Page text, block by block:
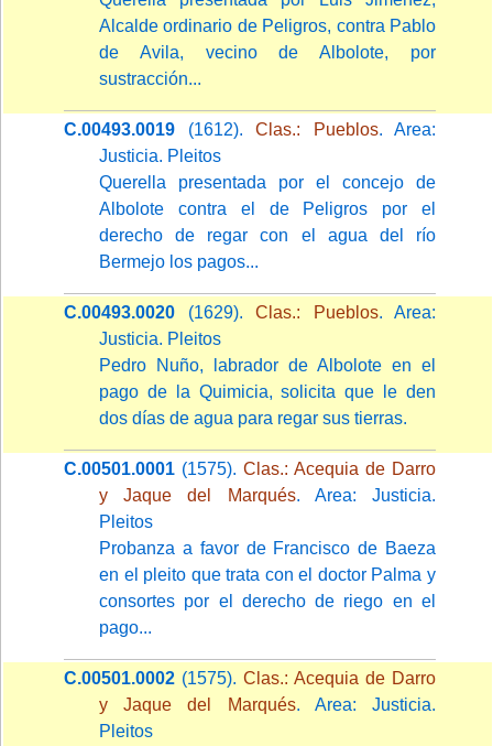
Alcalde ordinario de Peligros, contra Pablo
de Avila, vecino de Albolote, por
sustracción...
C.00493.0019 (1612). Clas.: Pueblos. Area:
Justicia. Pleitos
Querella presentada por el concejo de
Albolote contra el de Peligros por el
derecho de regar con el agua del río
Bermejo los pagos...
C.00493.0020 (1629). Clas.: Pueblos. Area:
Justicia. Pleitos
Pedro Nuño, labrador de Albolote en el
pago de la Quimicia, solicita que le den
dos días de agua para regar sus tierras.
C.00501.0001 (1575). Clas.: Acequia de Darro
y Jaque del Marqués. Area: Justicia.
Pleitos
Probanza a favor de Francisco de Baeza
en el pleito que trata con el doctor Palma y
consortes por el derecho de riego en el
pago...
C.00501.0002 (1575). Clas.: Acequia de Darro
y Jaque del Marqués. Area: Justicia.
Pleitos